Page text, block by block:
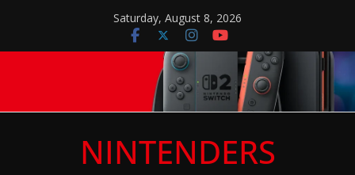
content
Saturday, August 8, 2026
NINTENDERS